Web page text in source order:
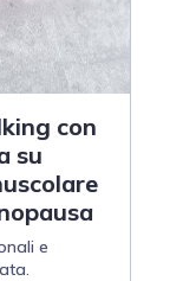
con
su
e